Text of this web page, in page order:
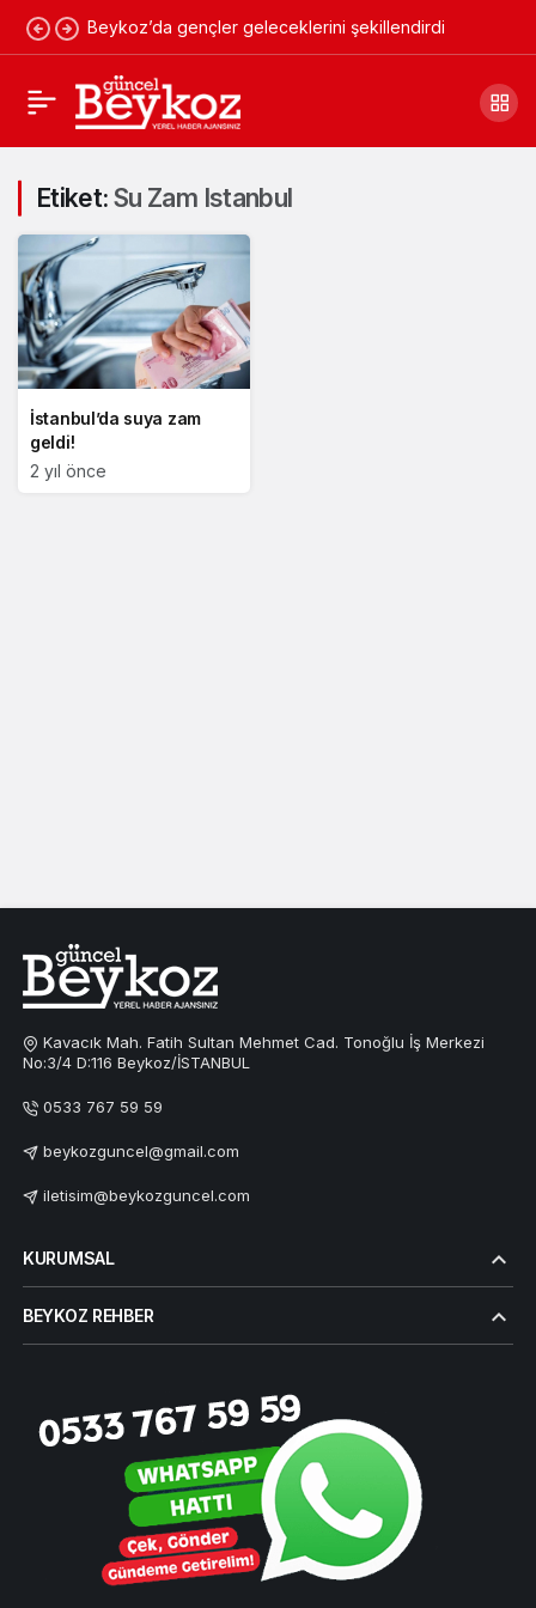
Beykoz’da gençler geleceklerini şekillendirdi
Etiket: Su Zam Istanbul
İstanbul’da suya zam
geldi!
2 yıl önce
Kavacık Mah. Fatih Sultan Mehmet Cad. Tonoğlu İş Merkezi
No:3/4 D:116 Beykoz/İSTANBUL
0533 767 59 59
beykozguncel@gmail.com
iletisim@beykozguncel.com
KURUMSAL
BEYKOZ REHBER